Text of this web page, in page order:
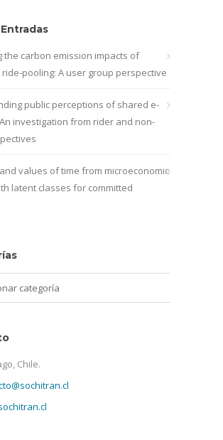
the carbon emission impacts of
pooling: A user group perspective
public perceptions of shared e-
investigation from rider and non-
values of time from microeconomic
latent classes for committed
Chile.